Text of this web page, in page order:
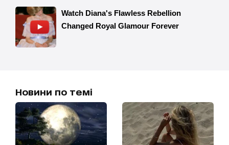
Новини по темі